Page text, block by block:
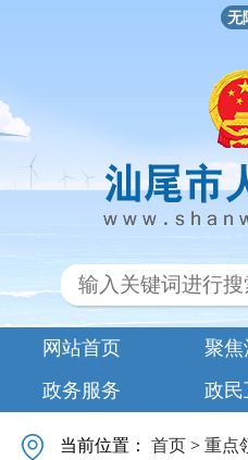
无
网站首页 聚焦
政务服务
政民
当前位置：首页 >重点